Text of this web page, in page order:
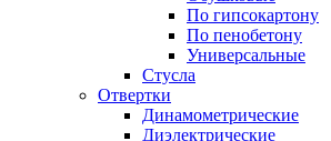
По гипсокартону
По пенобетону
Универсальные
Стусла
Отвертки
Динамометрические
Диэлектрические